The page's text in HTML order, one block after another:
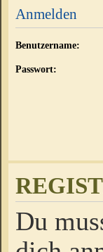
Anmelden
Benutzername:
Passwort:
Du